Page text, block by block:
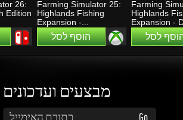
מבצעים ועדכונים
Go
שמור על קשר